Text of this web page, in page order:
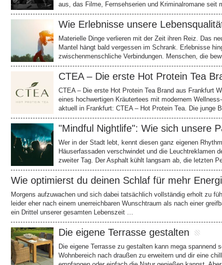
aus, das Filme, Fernsehserien und Kriminalromane seit
Wie Erlebnisse unsere
Materielle Dinge verlieren mit der Zeit ihren Reiz. Das
Mantel hängt bald vergessen im Schrank. Erlebnisse
zwischenmenschliche Verbindungen. Menschen, die
CTEA – Die erste Hot Protein Tea
CTEA – Die erste Hot Protein Tea Brand aus Frankfurt
eines hochwertigen Kräutertees mit modernem
aktuell in Frankfurt: CTEA – Hot Protein Tea. Die junge
"Mindful Nightlife": Wie sich unsere
Wer in der Stadt lebt, kennt diesen ganz eigenen
Häuserfassaden verschwindet und die Leuchtreklamen
zweiter Tag. Der Asphalt kühlt langsam ab, die letzten
Wie optimierst du deinen Schlaf für mehr
Morgens aufzuwachen und sich dabei tatsächlich vollständig erholt zu
leider eher nach einem unerreichbaren Wunschtraum als nach einer
ein Drittel unserer gesamten Lebenszeit …
Die eigene Terrasse gestalten
Die eigene Terrasse zu gestalten kann mega spannend
Wohnbereich nach draußen zu erweitern und dir eine